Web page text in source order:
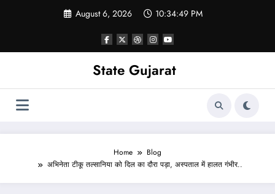
August 6, 2026 10:34:51 PM
State Gujarat
Home
Blog
अभिनेता टीकू तल्सानिया को दिल का दौरा पड़ा, अस्पताल में हालत गंभीर..